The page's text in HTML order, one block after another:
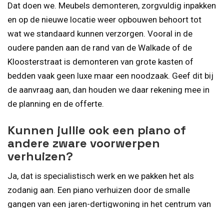
Dat doen we. Meubels demonteren, zorgvuldig inpakken
en op de nieuwe locatie weer opbouwen behoort tot
wat we standaard kunnen verzorgen. Vooral in de
oudere panden aan de rand van de Walkade of de
Kloosterstraat is demonteren van grote kasten of
bedden vaak geen luxe maar een noodzaak. Geef dit bij
de aanvraag aan, dan houden we daar rekening mee in
de planning en de offerte.
Kunnen jullie ook een piano of
andere zware voorwerpen
verhuizen?
Ja, dat is specialistisch werk en we pakken het als
zodanig aan. Een piano verhuizen door de smalle
gangen van een jaren-dertigwoning in het centrum van